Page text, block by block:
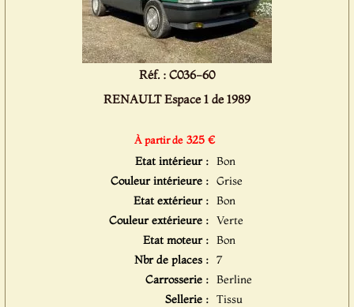
Réf. : C036-60
RENAULT Espace 1 de 1989
À partir de 325 €
Etat intérieur : Bon
Couleur intérieure : Grise
Etat extérieur : Bon
Couleur extérieure : Verte
Etat moteur : Bon
Nbr de places : 7
Carrosserie : Berline
Sellerie : Tissu